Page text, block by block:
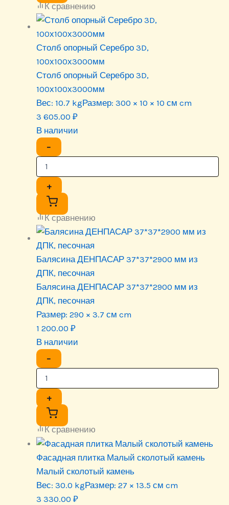
К сравнению
Столб опорный Серебро 3D,
100х100х3000мм
Столб опорный Серебро 3D,
100х100х3000мм
Вес: 10.7 kgРазмер: 300 × 10 × 10 см cm
3 605.00 ₽
В наличии
−
+
К сравнению
Балясина ДЕНПАСАР 37*37*2900 мм из
ДПК, песочная
Балясина ДЕНПАСАР 37*37*2900 мм из
ДПК, песочная
Размер: 290 × 3.7 см cm
1 200.00 ₽
В наличии
−
+
К сравнению
Фасадная плитка Малый сколотый камень
Малый сколотый камень
Вес: 30.0 kgРазмер: 27 × 13.5 см cm
3 330.00 ₽